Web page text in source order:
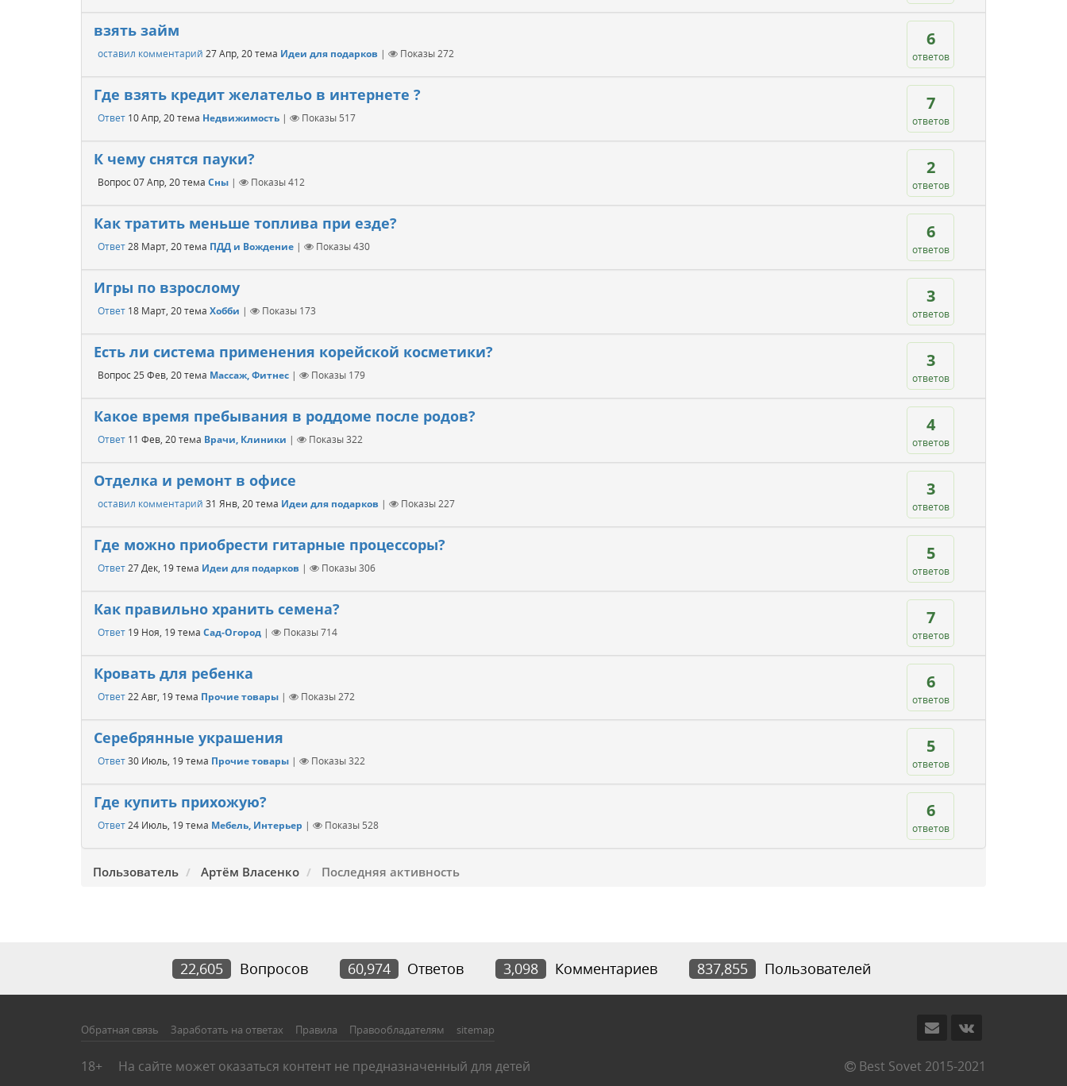
6
ответов
взять займ
оставил комментарий 27 Апр, 20тема Идеи для подарков | Показы272
7
ответов
Где взять кредит желательо в интернете ?
Ответ 10 Апр, 20тема Недвижимость | Показы 517
2
ответов
К чему снятся пауки?
Вопрос07 Апр, 20тема Сны | Показы412
6
ответов
Как тратить меньше топлива при езде?
Ответ28 Март, 20тема ПДД и Вождение | Показы430
3
ответов
Игры по взрослому
Ответ 18 Март, 20тема Хобби | Показы 173
3
ответов
Есть ли система применения корейской косметики?
Вопрос25 Фев, 20тема Массаж, Фитнес | Показы 179
4
ответов
Какое время пребывания в роддоме после родов?
Ответ 11 Фев, 20тема Врачи, Клиники | Показы322
3
ответов
Отделка и ремонт в офисе
оставил комментарий 31 Янв, 20тема Идеи для подарков | Показы227
5
ответов
Где можно приобрести гитарные процессоры?
Ответ27 Дек, 19тема Идеи для подарков | Показы306
7
ответов
Как правильно хранить семена?
Ответ 19 Ноя, 19тема Сад-Огород | Показы714
6
ответов
Кровать для ребенка
Ответ22 Авг, 19тема Прочие товары | Показы272
5
ответов
Серебрянные украшения
Ответ30 Июль, 19тема Прочие товары | Показы322
6
ответов
Где купить прихожую?
Ответ24 Июль, 19тема Мебель, Интерьер | Показы 528
Пользователь Артём Власенко Последняя активность
22,605 Вопросов 60,974 Ответов 3,098 Комментариев 837,855 Пользователей
Обратная связь Заработать на ответах Правила Правообладателям sitemap
18+ На сайте может оказаться контент не предназначенный для детей Best Sovet 2015-2021